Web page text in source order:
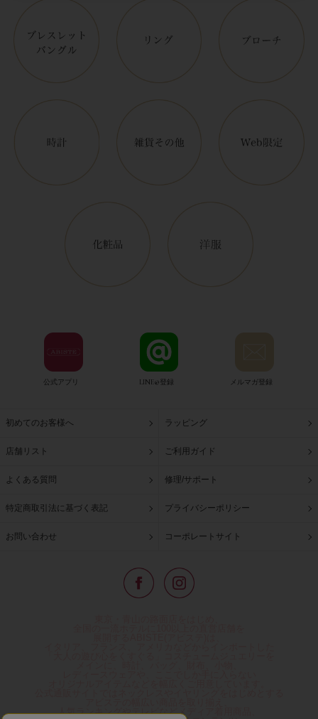
公式アプリ LINE@登録 メルマガ登録
初めてのお客様へ ラッピング
店舗リスト ご利用ガイド
よくある質問 修理/サポート
特定商取引法に基づく表記 プライバシーポリシー
お問い合わせ コーポレートサイト
人気ランキングやテレビなどメディア着用商品、